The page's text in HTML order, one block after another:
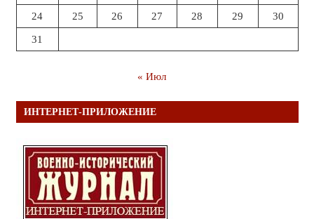
24 25 26 27 28 29 30
31
« Июл
ИНТЕРНЕТ-ПРИЛОЖЕНИЕ